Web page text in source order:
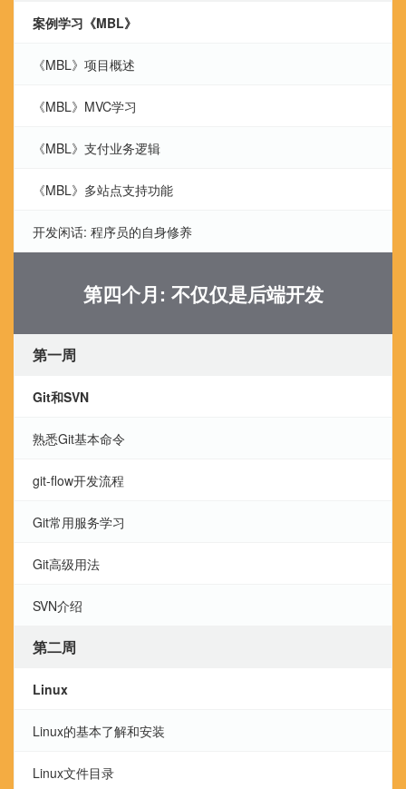
案例学习《MBL》
《MBL》项目概述
《MBL》MVC学习
《MBL》支付业务逻辑
《MBL》多站点支持功能
开发闲话: 程序员的自身修养
第四个月: 不仅仅是后端开发
第一周
Git和SVN
熟悉Git基本命令
git-flow开发流程
Git常用服务学习
Git高级用法
SVN介绍
第二周
Linux
Linux的基本了解和安装
Linux文件目录